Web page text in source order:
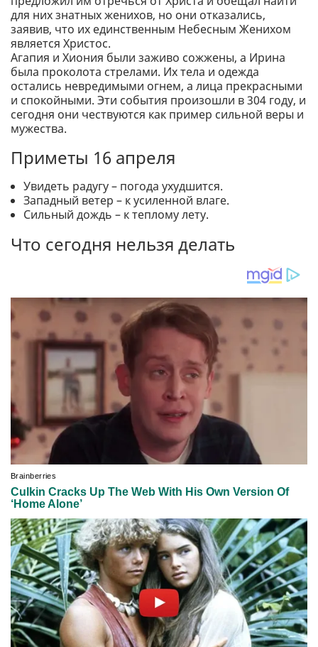
для них знатных женихов, но они отказались,
заявив, что их единственным Небесным Женихом
является Христос.
Агапия и Хиония были заживо сожжены, а Ирина
была проколота стрелами. Их тела и одежда
остались невредимыми огнем, а лица прекрасными
и спокойными. Эти события произошли в 304 году, и
сегодня они чествуются как пример сильной веры и
мужества.
Приметы 16 апреля
Увидеть радугу – погода ухудшится.
Западный ветер – к усиленной влаге.
Сильный дождь – к теплому лету.
Что сегодня нельзя делать